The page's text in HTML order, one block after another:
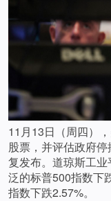
11月13日（周四）
股票，并评估政府
复发布。道琼斯工
泛的标普500指数下
指数下跌2.57%。